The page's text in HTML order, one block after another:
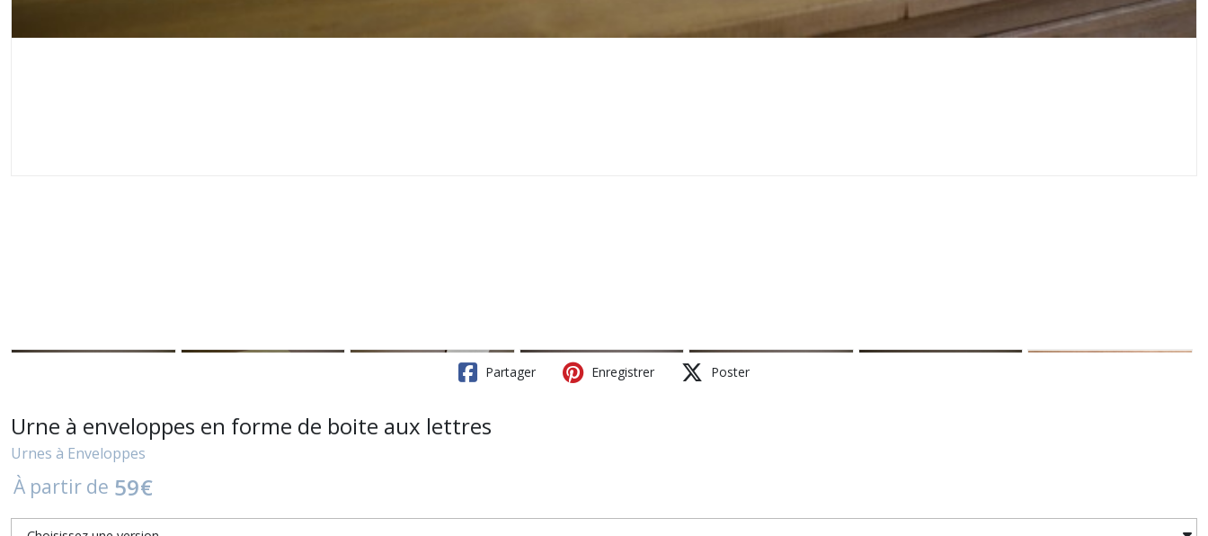
Partager Enregistrer Poster
Urne à enveloppes en forme de boite aux lettres
Urnes à Enveloppes
À partir de 59€